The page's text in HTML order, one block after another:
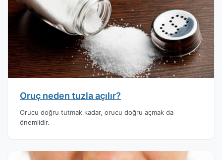
Oruç neden tuzla açılır?
Orucu doğru tutmak kadar, orucu doğru açmak da
önemlidir.